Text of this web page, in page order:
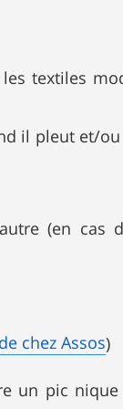
textiles
il pleut et/
(en cas
chez Assos)
un pic